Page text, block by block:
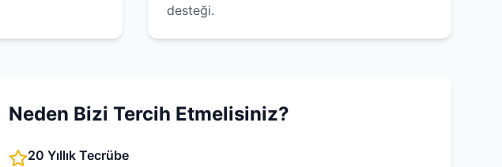
desteği.
Neden Bizi Tercih Etmelisiniz?
20 Yıllık Tecrübe